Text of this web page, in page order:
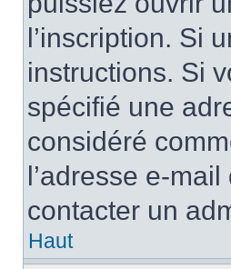
l’inscription. Si
instructions. Si
spécifié une
considéré
l’adresse e-
contacter un
Haut